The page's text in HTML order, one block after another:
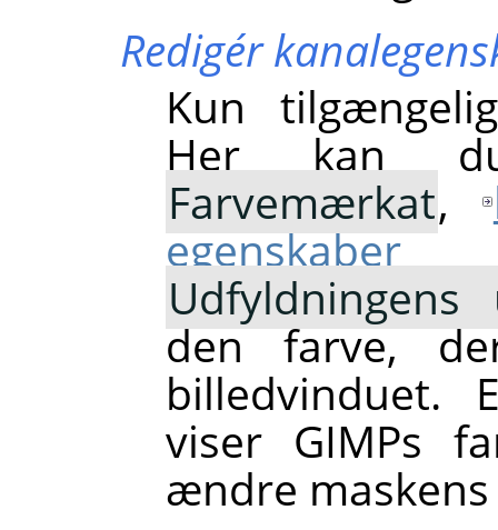
Redigér
Kun
Her kan
Farvemærkat,
egenskaber
Udfyldningens
den farve,
billedvinduet.
viser GIMPs
ændre